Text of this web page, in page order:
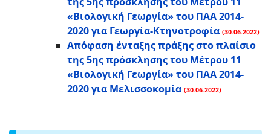
«Βιολογική Γεωργία» του ΠΑΑ 2014-
2020 για Γεωργία-Κτηνοτροφία (30.06.2022)
Απόφαση ένταξης πράξης στο πλαίσιο
της 5ης πρόσκλησης του Μέτρου 11
«Βιολογική Γεωργία» του ΠΑΑ 2014-
2020 για Μελισσοκομία (30.06.2022)